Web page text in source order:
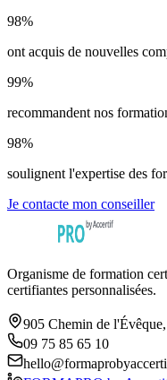
98%
ont acquis de nouvelles
99%
recommandent nos
98%
soulignent l'expertise des
Je contacte mon conseiller
Organisme de formation
certifiantes personnalisées.
905 Chemin de
09 75 85 65 10